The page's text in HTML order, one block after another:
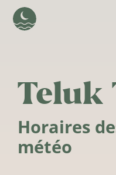
Teluk
Horaires
météo